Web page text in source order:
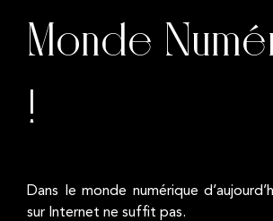
Monde
!
Dans le monde numérique
sur Internet ne suffit pas.